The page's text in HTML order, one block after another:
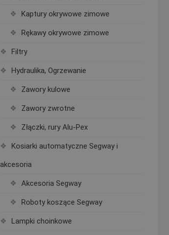
Kaptury okrywowe zimowe
Rękawy okrywowe zimowe
Filtry
Hydraulika, Ogrzewanie
Zawory kulowe
Zawory zwrotne
Złączki, rury Alu-Pex
Kosiarki automatyczne Segway i
akcesoria
Akcesoria Segway
Roboty koszące Segway
Lampki choinkowe